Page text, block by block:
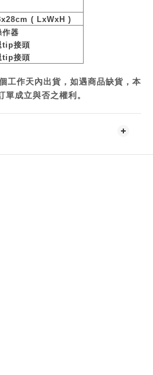
( LxWxH )
作器
tip接頭
tip接頭
工作天內出貨，如遇商品缺貨，本
成立與否之權利。